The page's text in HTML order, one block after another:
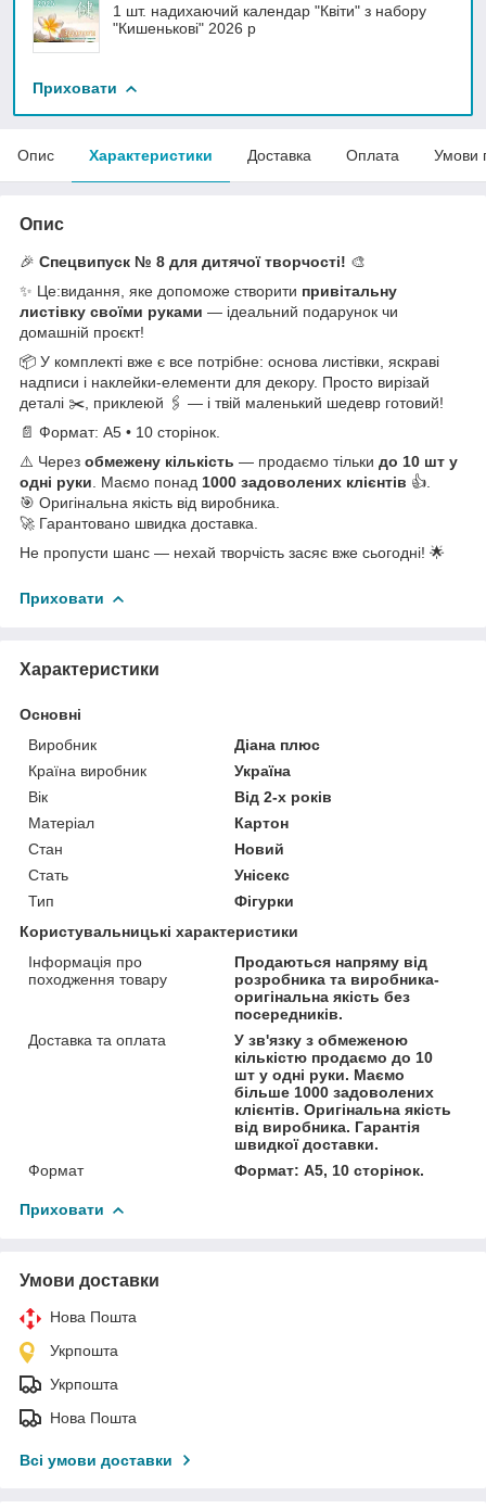
1 шт. надихаючий календар "Квіти" з набору
"Кишенькові" 2026 р
Приховати
Опис Характеристики Доставка Оплата Умови
Опис
🎉 Спецвипуск № 8 для дитячої творчості! 🎨
✨ Це:видання, яке допоможе створити привітальну
листівку своїми руками — ідеальний подарунок чи
домашній проєкт!
📦 У комплекті вже є все потрібне: основа листівки, яскраві
надписи і наклейки-елементи для декору. Просто вирізай
деталі ✂️, приклеюй 🖇️ — і твій маленький шедевр готовий!
📄 Формат: A5 • 10 сторінок.
⚠️ Через обмежену кількість — продаємо тільки до 10 шт у
одні руки . Маємо понад 1000 задоволених клієнтів 👍.
🎯 Оригінальна якість від виробника.
🚀 Гарантовано швидка доставка.
Не пропусти шанс — нехай творчість засяє вже сьогодні! 🌟
Приховати
Характеристики
Основні
Виробник
Діана плюс
Країна виробник
Україна
Вік
Від 2-х років
Матеріал
Картон
Стан
Новий
Стать
Унісекс
Тип
Фігурки
Користувальницькі характеристики
Інформація про
походження товару
Продаються напряму від
розробника та виробника-
оригінальна якість без
посередників.
Доставка та оплата
У зв'язку з обмеженою
кількістю продаємо до 10
шт у одні руки. Маємо
більше 1000 задоволених
клієнтів. Оригінальна якість
від виробника. Гарантія
швидкої доставки.
Формат
Формат: А5, 10 сторінок.
Приховати
Умови доставки
Нова Пошта
Укрпошта
Укрпошта
Нова Пошта
Всі умови доставки